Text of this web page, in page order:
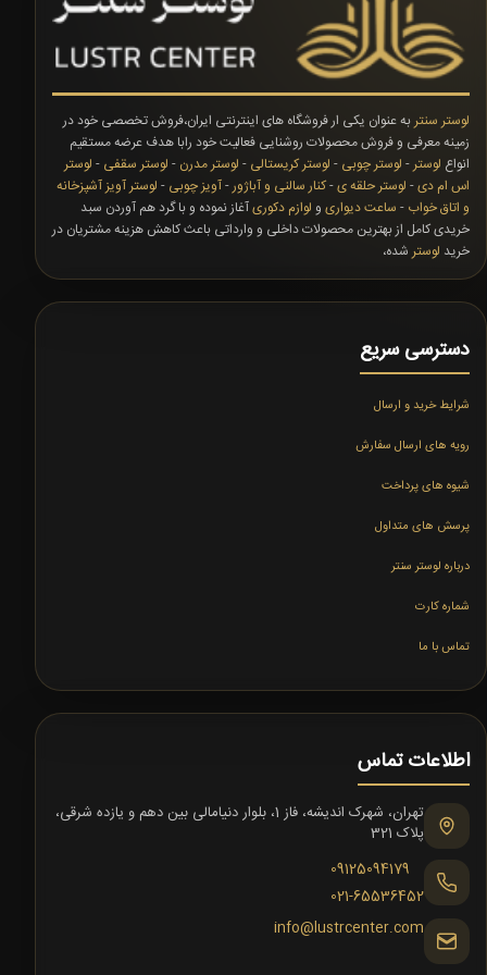
لوستر سنتر به عنوان یکی ار فروشگاه های اینترنتی ایران،فروش تخصصی خود در
زمینه معرفی و فروش محصولات روشنایی فعالیت خود رابا هدف عرضه مستقیم
انواع لوستر - لوستر چوبی - لوستر کریستالی - لوستر مدرن - لوستر سقفی - لوستر
اس ام دی- لوستر حلقه ی-کنار سالنی و آباژور-آویز چوبی - لوستر آویز آشپزخانه
و اتاق خواب - ساعت دیواری و لوازم دکوریآغاز نموده و با گرد هم آوردن سبد
خریدی کامل از بهترین محصولات داخلی و وارداتی باعث کاهش هزینه مشتریان در
خرید لوستر شده،
دسترسی سریع
شرایط خرید و ارسال
رویه های ارسال سفارش
شیوه های پرداخت
پرسش های متداول
درباره لوستر سنتر
شماره کارت
تماس با ما
اطلاعات تماس
تهران، شهرک اندیشه، فاز 1، بلوار دنیامالی بین دهم و یازده شرقی،
پلاک 321
09125094179
021-65536452
info@lustrcenter.com